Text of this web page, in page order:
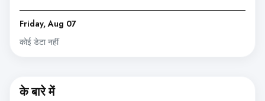
Friday, Aug 07
कोई डेटा नहीं
के बारे में